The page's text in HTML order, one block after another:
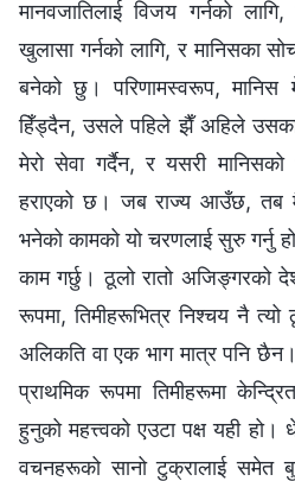
मानवजातिलाई विजय गर्नको
खुलासा गर्नको लागि, र मानिसका
बनेको छु। परिणामस्वरूप,
हिँड्दैन, उसले पहिले झैँ अहिले
मेरो सेवा गर्दैन, र यसरी
हराएको छ। जब राज्य आउँछ, तब
भनेको कामको यो चरणलाई सुरु गर्नु
काम गर्छु। ठूलो रातो अजिङ्गरको
रूपमा, तिमीहरूभित्र निश्चय नै त्यो
अलिकति वा एक भाग मात्र पनि
प्राथमिक रूपमा तिमीहरूमा
हुनुको महत्त्वको एउटा पक्ष यही
वचनहरूको सानो टुक्रालाई समेत